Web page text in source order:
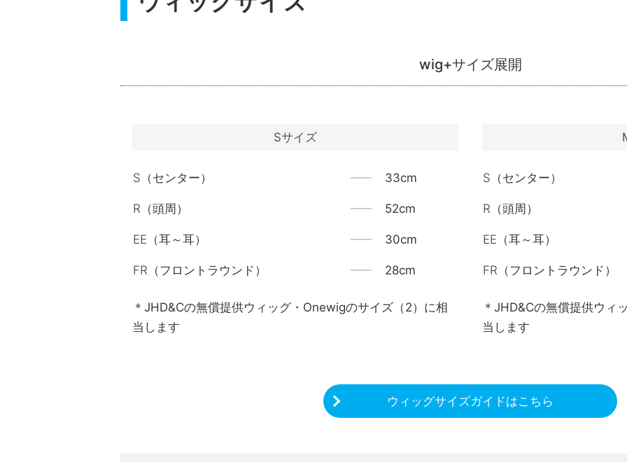
wig+サイズ展開
Sサイズ
S（センター） 33cm
R（頭周） 52cm
EE（耳～耳） 30cm
FR（フロントラウンド） 28cm
＊JHD&Cの無償提供ウィッグ・Onewigのサイズ（2）に相
当します
S（センター）
R（頭周）
EE（耳～耳）
FR（フロントラウンド）
＊JHD&Cの無償提供ウィ
当します
ウィッグサイズガイドはこちら